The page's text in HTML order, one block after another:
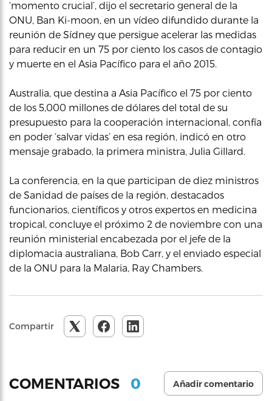
‘momento crucial’, dijo el secretario general de la
ONU, Ban Ki-moon, en un vídeo difundido durante la
reunión de Sídney que persigue acelerar las medidas
para reducir en un 75 por ciento los casos de contagio
y muerte en el Asia Pacífico para el año 2015.
Australia, que destina a Asia Pacífico el 75 por ciento
de los 5,000 millones de dólares del total de su
presupuesto para la cooperación internacional, confía
en poder ‘salvar vidas’ en esa región, indicó en otro
mensaje grabado, la primera ministra, Julia Gillard.
La conferencia, en la que participan de diez ministros
de Sanidad de países de la región, destacados
funcionarios, científicos y otros expertos en medicina
tropical, concluye el próximo 2 de noviembre con una
reunión ministerial encabezada por el jefe de la
diplomacia australiana, Bob Carr, y el enviado especial
de la ONU para la Malaria, Ray Chambers.
Compartir
COMENTARIOS 0 Añadir comentario